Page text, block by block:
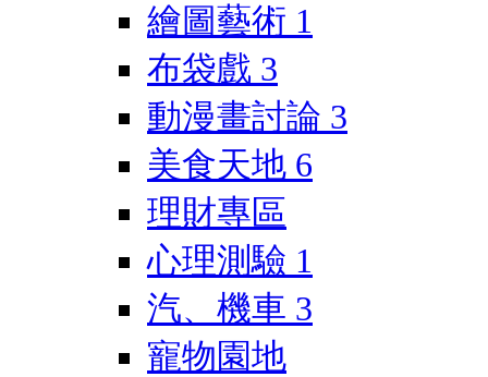
繪圖藝術 1
布袋戲 3
動漫畫討論 3
美食天地 6
理財專區
心理測驗 1
汽、機車 3
寵物園地